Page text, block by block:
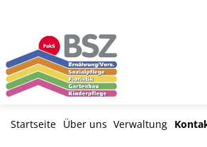
Startseite Über uns Verwaltung